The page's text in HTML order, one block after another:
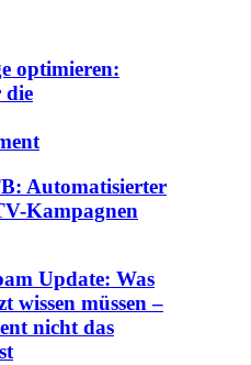
optimieren:
die
Automatisierter
Kampagnen
Update: Was
wissen müssen –
nicht das